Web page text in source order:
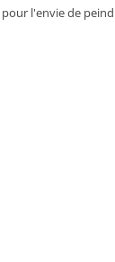
l'envie de